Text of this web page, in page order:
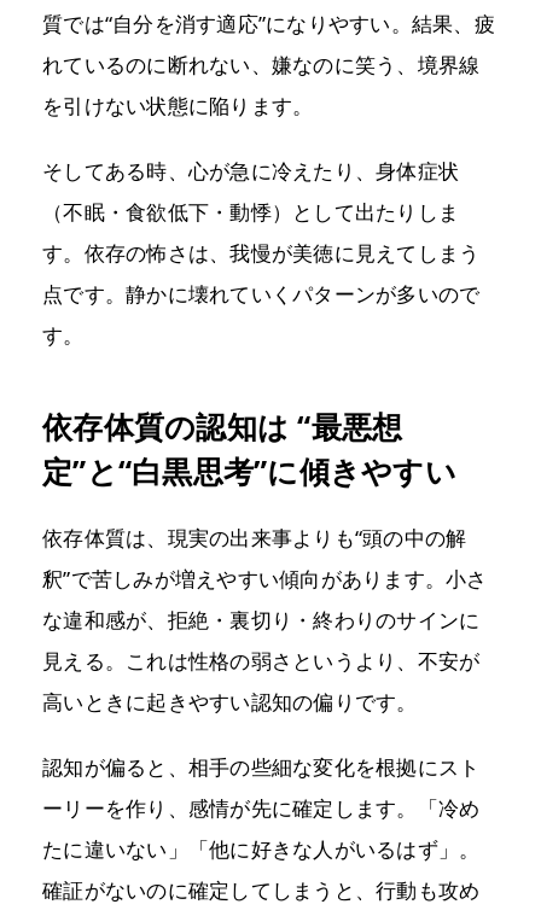
質では“自分を消す適応”になりやすい。結果、疲
れているのに断れない、嫌なのに笑う、境界線
を引けない状態に陥ります。
そしてある時、心が急に冷えたり、身体症状
（不眠・食欲低下・動悸）として出たりしま
す。依存の怖さは、我慢が美徳に見えてしまう
点です。静かに壊れていくパターンが多いので
す。
依存体質の認知は “最悪想
定”と“白黒思考”に傾きやすい
依存体質は、現実の出来事よりも“頭の中の解
釈”で苦しみが増えやすい傾向があります。小さ
な違和感が、拒絶・裏切り・終わりのサインに
見える。これは性格の弱さというより、不安が
高いときに起きやすい認知の偏りです。
認知が偏ると、相手の些細な変化を根拠にスト
ーリーを作り、感情が先に確定します。「冷め
たに違いない」「他に好きな人がいるはず」。
確証がないのに確定してしまうと、行動も攻め